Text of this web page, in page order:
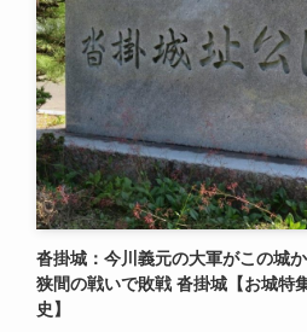
沓掛城：今川義元の大軍がこの城
狭間の戦いで敗戦 沓掛城【お城特
史】